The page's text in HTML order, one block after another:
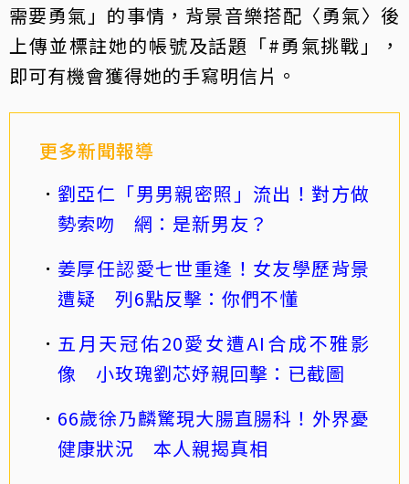
需要勇氣」的事情，背景音樂搭配〈勇氣〉後
上傳並標註她的帳號及話題「#勇氣挑戰」，
即可有機會獲得她的手寫明信片。
更多新聞報導
劉亞仁「男男親密照」流出！對方做
勢索吻 網：是新男友？
姜厚任認愛七世重逢！女友學歷背景
遭疑 列6點反擊：你們不懂
五月天冠佑20愛女遭AI合成不雅影
像 小玫瑰劉芯妤親回擊：已截圖
66歲徐乃麟驚現大腸直腸科！外界憂
健康狀況 本人親揭真相